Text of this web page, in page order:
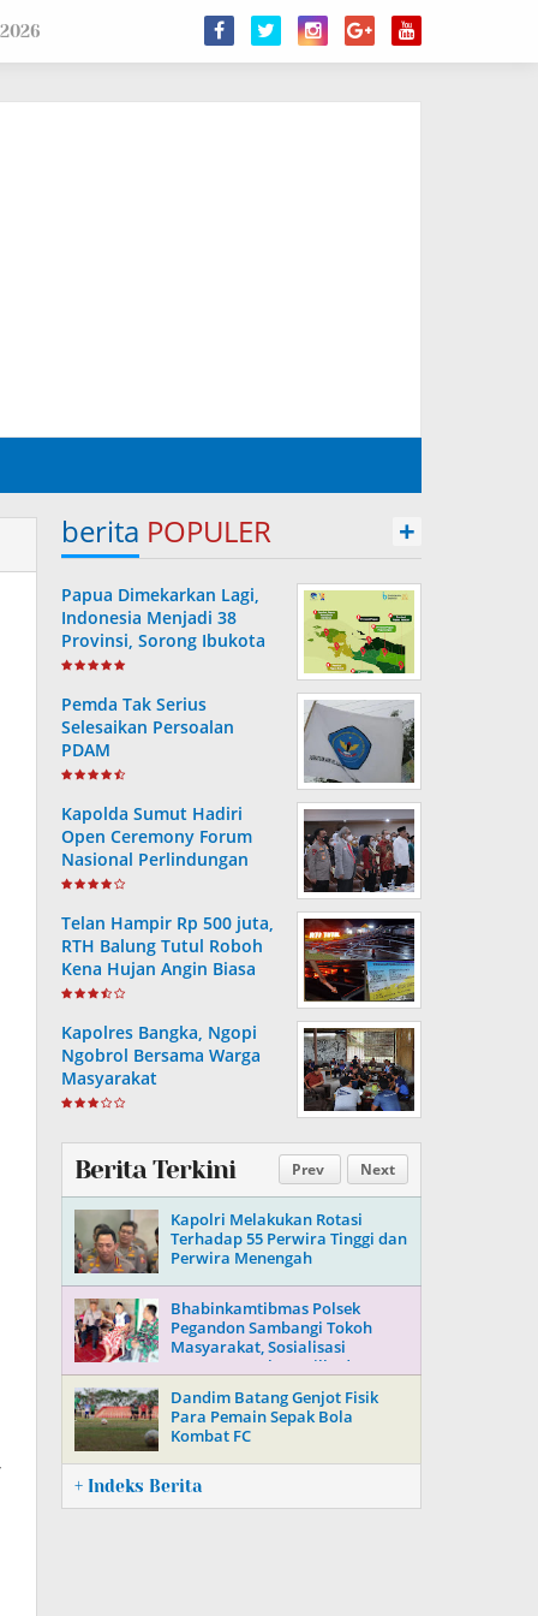
berita POPULER +
Papua Dimekarkan Lagi,
Indonesia Menjadi 38
Provinsi, Sorong Ibukota
Provinsi ke 38
Pemda Tak Serius
Selesaikan Persoalan
PDAM
Kapolda Sumut Hadiri
Open Ceremony Forum
Nasional Perlindungan
Anak ke-V Tahun 2022
Telan Hampir Rp 500 juta,
RTH Balung Tutul Roboh
Kena Hujan Angin Biasa
Kapolres Bangka, Ngopi
Ngobrol Bersama Warga
Masyarakat
Prev Next
Berita Terkini
Kapolri Melakukan Rotasi
Terhadap 55 Perwira Tinggi dan
Perwira Menengah
Bhabinkamtibmas Polsek
Pegandon Sambangi Tokoh
Masyarakat, Sosialisasi
Keamanan Jelang Pilkada 2024
Dandim Batang Genjot Fisik
Para Pemain Sepak Bola
Kombat FC
+ Indeks Berita